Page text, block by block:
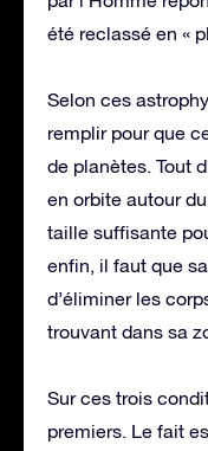
été reclassé en «
Selon ces
remplir pour que
de planètes. Tout
en orbite autour
taille suffisante
enfin, il faut que
d’éliminer les
trouvant dans sa
Sur ces trois
premiers. Le fait